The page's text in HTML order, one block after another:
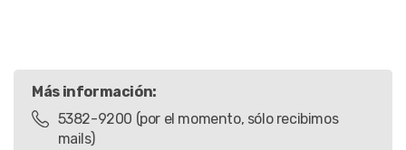
Más información:
5382-9200 (por el momento, sólo recibimos
mails)